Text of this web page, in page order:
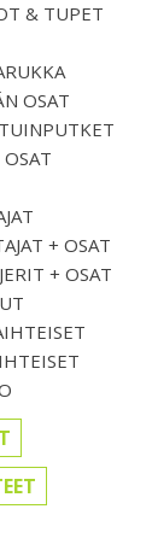
& TUPET
OSAT
+ OSAT
+ OSAT